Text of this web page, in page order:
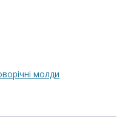
молди